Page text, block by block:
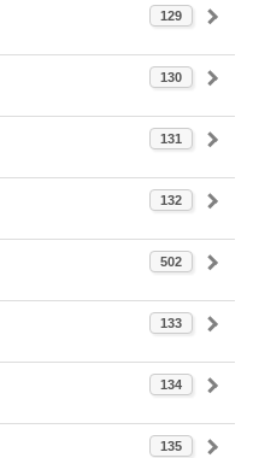
129
130
131
132
502
133
134
135